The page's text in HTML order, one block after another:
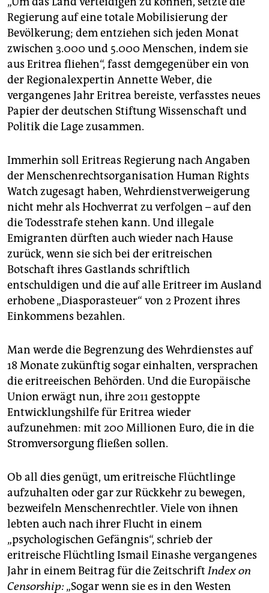
Regierung auf eine totale Mobilisierung der
Bevölkerung; dem entziehen sich jeden Monat
zwischen 3.000 und 5.000 Menschen, indem sie
aus Eritrea fliehen“, fasst demgegenüber ein von
der Regionalexpertin Annette Weber, die
vergangenes Jahr Eritrea bereiste, verfasstes neues
Papier der deutschen Stiftung Wissenschaft und
Politik die Lage zusammen.
Immerhin soll Eritreas Regierung nach Angaben
der Menschenrechtsorganisation Human Rights
Watch zugesagt haben, Wehrdienstverweigerung
nicht mehr als Hochverrat zu verfolgen – auf den
die Todesstrafe stehen kann. Und illegale
Emigranten dürften auch wieder nach Hause
zurück, wenn sie sich bei der eritreischen
Botschaft ihres Gastlands schriftlich
entschuldigen und die auf alle Eritreer im Ausland
erhobene „Diasporasteuer“ von 2 Prozent ihres
Einkommens bezahlen.
Man werde die Begrenzung des Wehrdienstes auf
18 Monate zukünftig sogar einhalten, versprachen
die eritreeischen Behörden. Und die Europäische
Union erwägt nun, ihre 2011 gestoppte
Entwicklungshilfe für Eritrea wieder
aufzunehmen: mit 200 Millionen Euro, die in die
Stromversorgung fließen sollen.
Ob all dies genügt, um eritreische Flüchtlinge
aufzuhalten oder gar zur Rückkehr zu bewegen,
bezweifeln Menschenrechtler. Viele von ihnen
lebten auch nach ihrer Flucht in einem
„psychologischen Gefängnis“, schrieb der
eritreische Flüchtling Ismail Einashe vergangenes
Jahr in einem Beitrag für die ZeitschriftIndex on
Censorship: „Sogar wenn sie es in den Westen